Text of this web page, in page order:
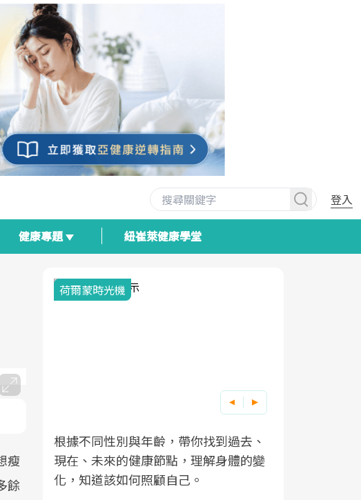
登入
健康專題 紐崔萊健康學堂
瘦
餘
家
長
，
，
的
荷爾蒙時光機
根據不同性別與年齡，帶你找到過去、
現在、未來的健康節點，理解身體的變
化，知道該如何照顧自己。